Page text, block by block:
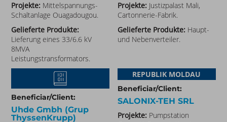
Projekte: Mittelspannungs-
Schaltanlage Ouagadougou.
Gelieferte Produkte:
Lieferung eines 33/6.6 kV
8MVA
Leistungstransformators.
Projekte: Justizpalast Mali,
Cartonnerie-Fabrik.
Gelieferte Produkte: Haupt-
und Nebenverteiler.
Beneficiar/Client:
Uhde Gmbh (Grup
ThyssenKrupp)
REPUBLIK MOLDAU
Beneficiar/Client:
SALONIX-TEH SRL
Projekte: Pumpstation